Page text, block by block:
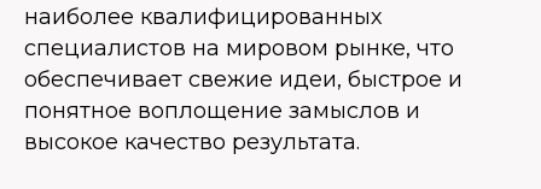
наиболее квалифицированных
специалистов на мировом рынке, что
обеспечивает свежие идеи, быстрое и
понятное воплощение замыслов и
высокое качество результата.